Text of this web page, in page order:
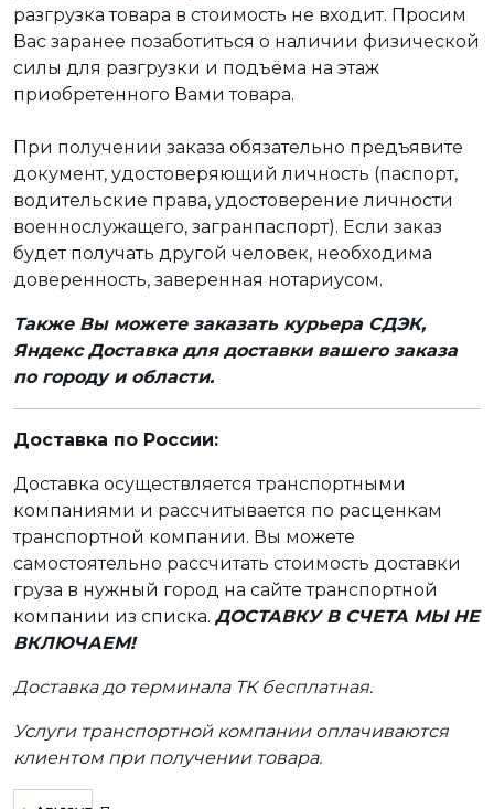
разгрузка товара в стоимость не входит. Просим
Вас заранее позаботиться о наличии физической
силы для разгрузки и подъёма на этаж
приобретенного Вами товара.
При получении заказа обязательно предъявите
документ, удостоверяющий личность (паспорт,
водительские права, удостоверение личности
военнослужащего, загранпаспорт). Если заказ
будет получать другой человек, необходима
доверенность, заверенная нотариусом.
Также Вы можете заказать курьера СДЭК,
Яндекс Доставка для доставки вашего заказа
по городу и области.
Доставка по России:
Доставка осуществляется транспортными
компаниями и рассчитывается по расценкам
транспортной компании. Вы можете
самостоятельно рассчитать стоимость доставки
груза в нужный город на сайте транспортной
компании из списка. ДОСТАВКУ В СЧЕТА МЫ НЕ
ВКЛЮЧАЕМ!
Доставка до терминала ТК бесплатная.
Услуги транспортной компании оплачиваются
клиентом при получении товара.